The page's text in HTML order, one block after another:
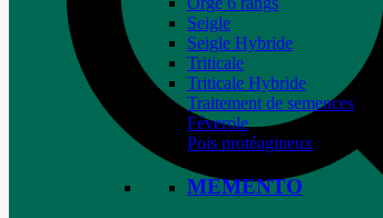
Seigle
Seigle Hybride
Triticale
Triticale Hybride
Traitement de semences
Féverole
Pois protéagineux
MEMENTO